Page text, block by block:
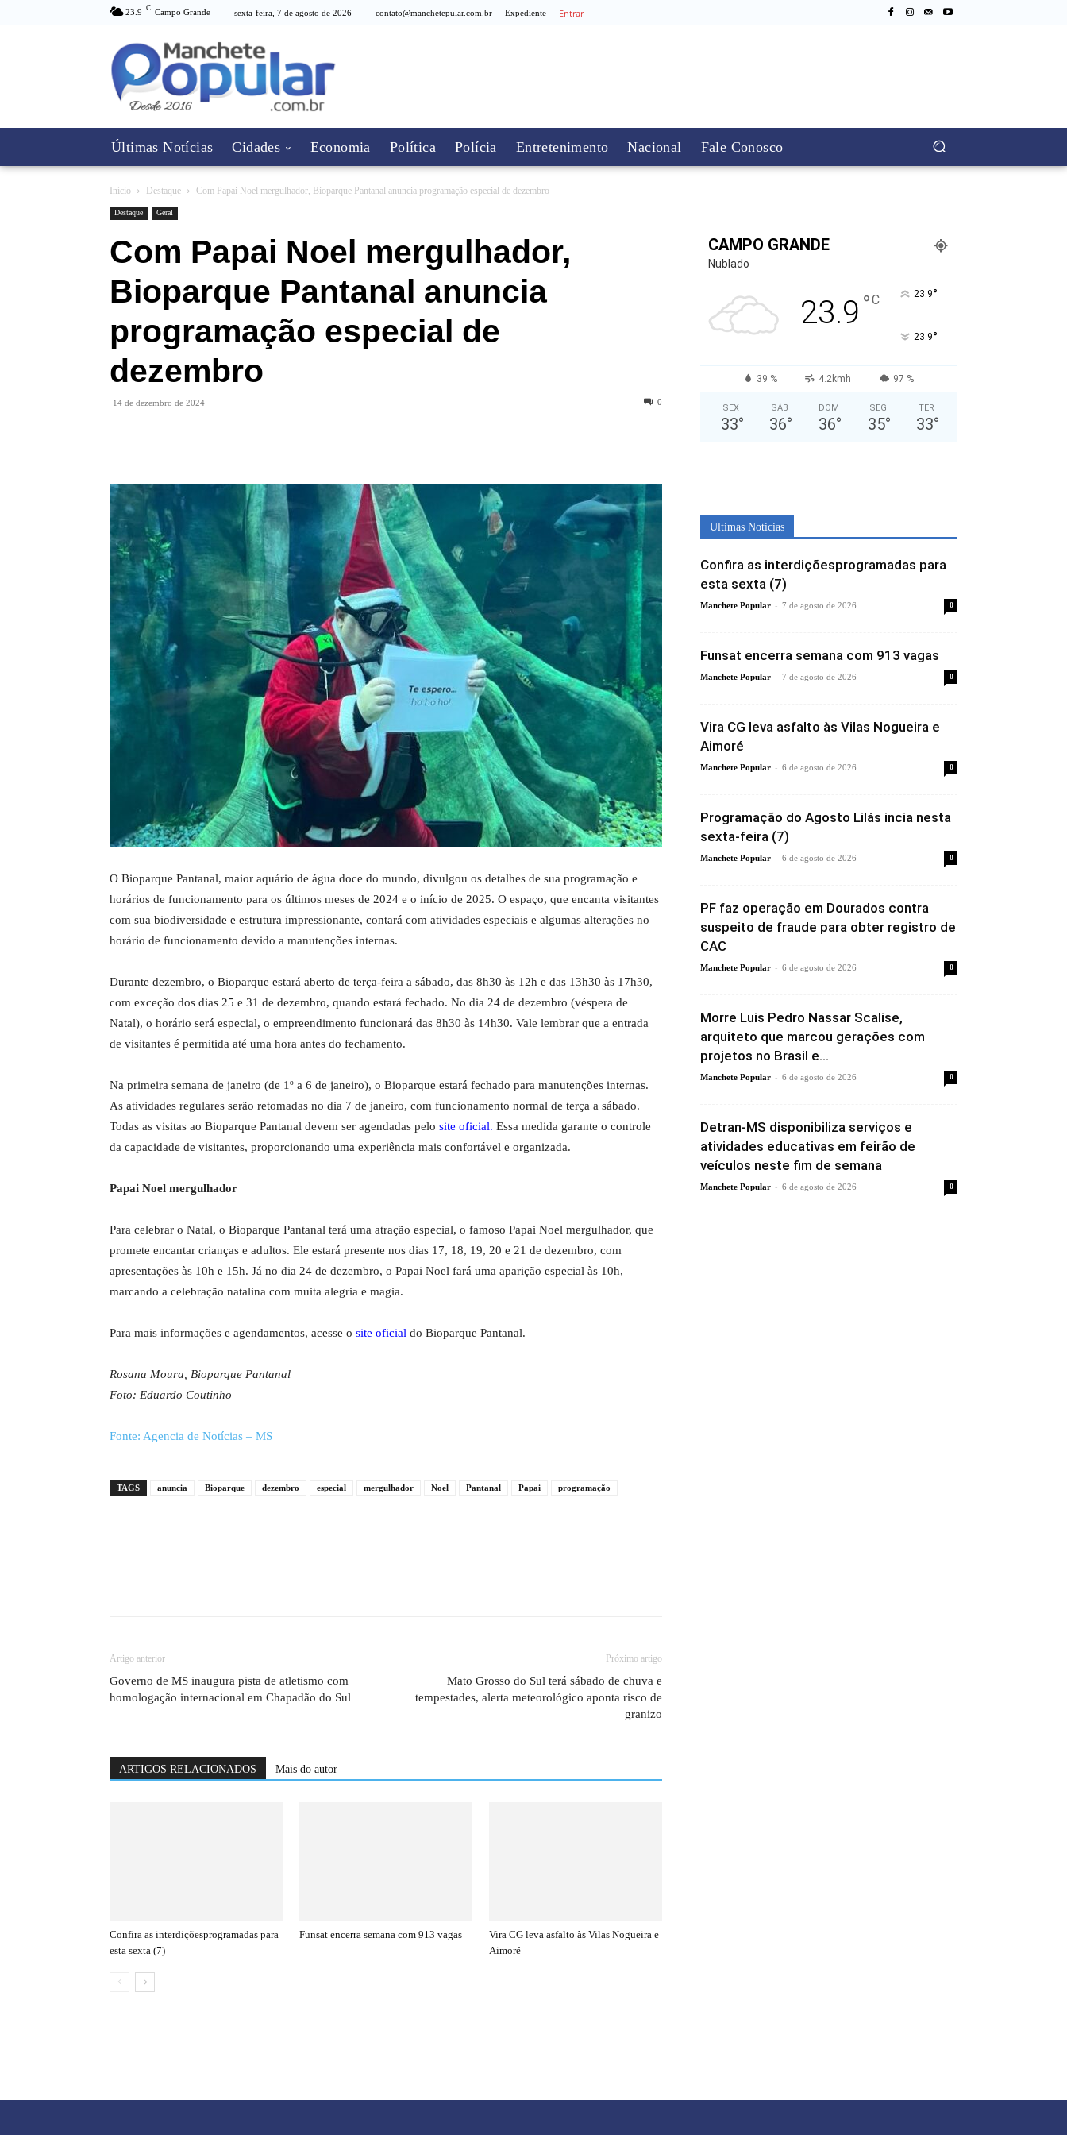
23.9 C Campo Grande sexta-feira, 7 de agosto de 2026 contato@manchetepular.com.br Expediente Entrar
Últimas Notícias Cidades Economia Política Polícia Entretenimento Nacional Fale Conosco
Início Destaque Com Papai Noel mergulhador, Bioparque Pantanal anuncia programação especial de dezembro
Destaque Geral
Com Papai Noel mergulhador,
Bioparque Pantanal anuncia
programação especial de
dezembro
14 de dezembro de 2024 0
O Bioparque Pantanal, maior aquário de água doce do mundo, divulgou os detalhes de sua programação e
horários de funcionamento para os últimos meses de 2024 e o início de 2025. O espaço, que encanta visitantes
com sua biodiversidade e estrutura impressionante, contará com atividades especiais e algumas alterações no
horário de funcionamento devido a manutenções internas.
Durante dezembro, o Bioparque estará aberto de terça-feira a sábado, das 8h30 às 12h e das 13h30 às 17h30,
com exceção dos dias 25 e 31 de dezembro, quando estará fechado. No dia 24 de dezembro (véspera de
Natal), o horário será especial, o empreendimento funcionará das 8h30 às 14h30. Vale lembrar que a entrada
de visitantes é permitida até uma hora antes do fechamento.
Na primeira semana de janeiro (de 1º a 6 de janeiro), o Bioparque estará fechado para manutenções internas.
As atividades regulares serão retomadas no dia 7 de janeiro, com funcionamento normal de terça a sábado.
Todas as visitas ao Bioparque Pantanal devem ser agendadas pelo site oficial. Essa medida garante o controle
da capacidade de visitantes, proporcionando uma experiência mais confortável e organizada.
Papai Noel mergulhador
Para celebrar o Natal, o Bioparque Pantanal terá uma atração especial, o famoso Papai Noel mergulhador, que
promete encantar crianças e adultos. Ele estará presente nos dias 17, 18, 19, 20 e 21 de dezembro, com
apresentações às 10h e 15h. Já no dia 24 de dezembro, o Papai Noel fará uma aparição especial às 10h,
marcando a celebração natalina com muita alegria e magia.
Para mais informações e agendamentos, acesse o site oficial do Bioparque Pantanal.
Rosana Moura, Bioparque Pantanal
Foto: Eduardo Coutinho
Fonte: Agencia de Notícias – MS
TAGS anuncia Bioparque dezembro especial mergulhador Noel Pantanal Papai programação
Artigo anterior
Governo de MS inaugura pista de atletismo com
homologação internacional em Chapadão do Sul
Próximo artigo
Mato Grosso do Sul terá sábado de chuva e
tempestades, alerta meteorológico aponta risco de
granizo
ARTIGOS RELACIONADOS Mais do autor
Confira as interdiçõesprogramadas para
esta sexta (7)
Funsat encerra semana com 913 vagas
Vira CG leva asfalto às Vilas Nogueira e
Aimoré
CAMPO GRANDE
Nublado
23.9 °C 23.9°
23.9°
39 % 4.2kmh 97 %
SEX
33°
SÁB
36°
DOM
36°
SEG
35°
TER
33°
Ultimas Noticias
Confira as interdiçõesprogramadas para
esta sexta (7)
Manchete Popular - 7 de agosto de 2026 0
Funsat encerra semana com 913 vagas
Manchete Popular - 7 de agosto de 2026 0
Vira CG leva asfalto às Vilas Nogueira e
Aimoré
Manchete Popular - 6 de agosto de 2026 0
Programação do Agosto Lilás incia nesta
sexta-feira (7)
Manchete Popular - 6 de agosto de 2026 0
PF faz operação em Dourados contra
suspeito de fraude para obter registro de
CAC
Manchete Popular - 6 de agosto de 2026 0
Morre Luis Pedro Nassar Scalise,
arquiteto que marcou gerações com
projetos no Brasil e...
Manchete Popular - 6 de agosto de 2026 0
Detran-MS disponibiliza serviços e
atividades educativas em feirão de
veículos neste fim de semana
Manchete Popular - 6 de agosto de 2026 0